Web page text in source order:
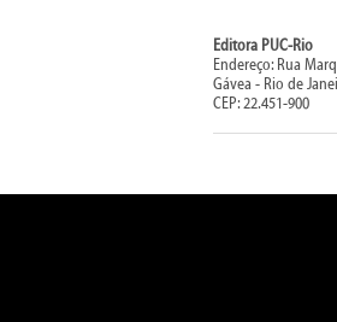
Editora PUC-Rio
Endereço: Rua
Gávea - Rio de
CEP: 22.451-900